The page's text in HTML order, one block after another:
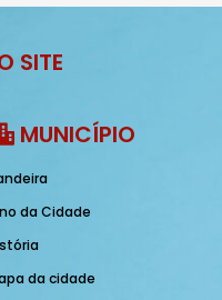
SITE
MUNICÍPIO
da Cidade
da cidade